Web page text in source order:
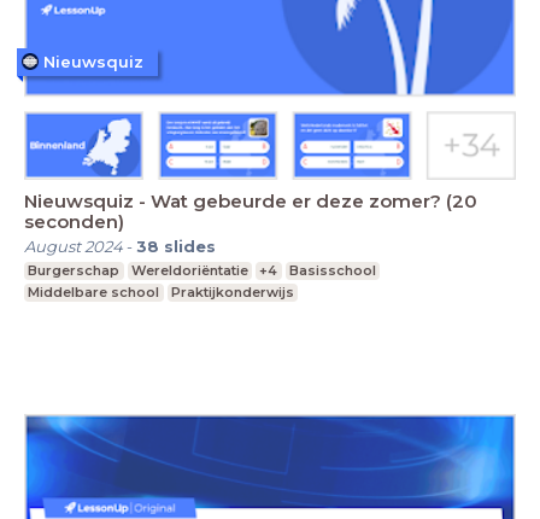
Nieuwsquiz - Wat gebeurde er deze zomer? (20
seconden)
August 2024-38 slides
Burgerschap Wereldoriëntatie +4
Basisschool
Middelbare school
Praktijkonderwijs
Nieuwsquiz